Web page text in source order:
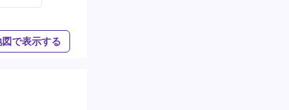
図で表示する